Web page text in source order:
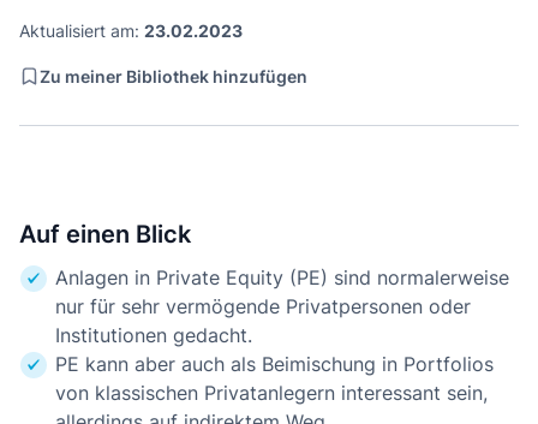
Aktualisiert am: 23.02.2023
Zu meiner Bibliothek hinzufügen
Auf einen Blick
Anlagen in Private Equity (PE) sind normalerweise
nur für sehr vermögende Privatpersonen oder
Institutionen gedacht.
PE kann aber auch als Beimischung in Portfolios
von klassischen Privatanlegern interessant sein,